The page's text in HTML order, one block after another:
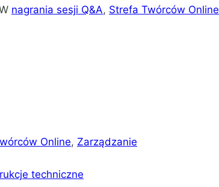
nagrania sesji Q&A, Strefa Twórców Online
Online, Zarządzanie